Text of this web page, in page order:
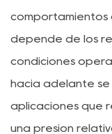
comportamientos
depende de los
condiciones
hacia adelante
aplicaciones que
una presión